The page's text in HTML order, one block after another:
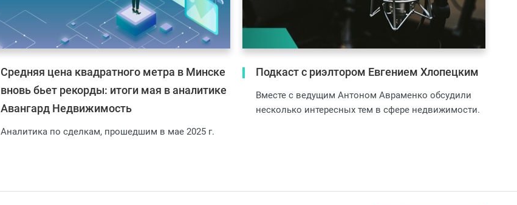
Средняя цена квадратного метра в Минске
вновь бьет рекорды: итоги мая в аналитике
Авангард Недвижимость
Аналитика по сделкам, прошедшим в мае 2025 г.
Подкаст с риэлтором Евгением Хлопецким
Вместе с ведущим Антоном Авраменко обсудили
несколько интересных тем в сфере недвижимости.